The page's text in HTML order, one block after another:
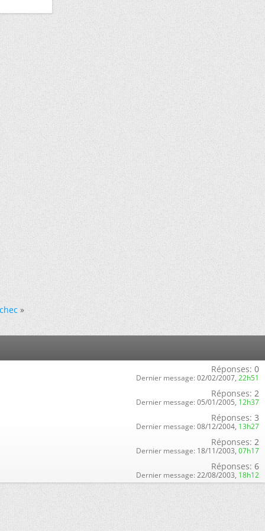
»
Réponses: 0
Dernier message: 02/02/2007, 22h51
Réponses: 2
Dernier message: 05/01/2005, 12h37
Réponses: 3
Dernier message: 08/12/2004, 13h27
Réponses: 2
Dernier message: 18/11/2003, 07h17
Réponses: 6
Dernier message: 22/08/2003, 18h12